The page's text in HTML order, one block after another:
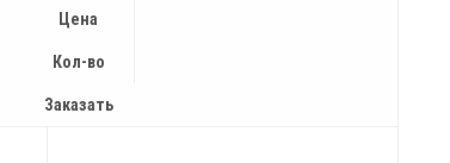
Цена
Кол-во
Заказать